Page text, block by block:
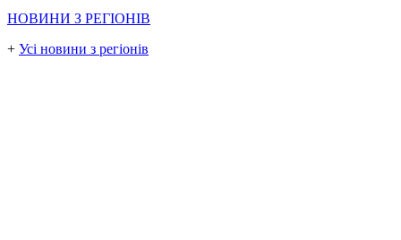
НОВИНИ З РЕГІОНІВ
+ Усі новини з регіонів